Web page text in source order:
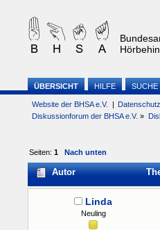
ÜBERSICHT HILFE SUCHE
Website der BHSA e.V. | Datenschutz
Diskussionforum der BHSA e.V. »
Seiten:1 Nach unten
Autor
Linda
Neuling